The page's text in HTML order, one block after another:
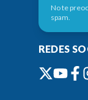
No te
spam.
REDES